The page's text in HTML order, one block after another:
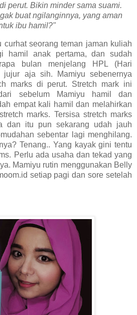
perut. Bikin minder sama suami.
buat ngilanginnya, yang aman
ibu hamil?"
curhat seorang teman jaman kuliah
hamil anak pertama, dan sudah
bulan menjelang HPL (Hari
jujur aja sih. Mamiyu sebenernya
marks di perut. Stretch mark ini
sebelum Mamiyu hamil dan
empat kali hamil dan melahirkan
marks. Tersisa stretch marks
dan itu pun sekarang udah jauh
sebentar lagi menghilang.
Tenang.. Yang kayak gini tentu
Perlu ada usaha dan tekad yang
Mamiyu rutin menggunakan Belly
setiap pagi dan sore setelah